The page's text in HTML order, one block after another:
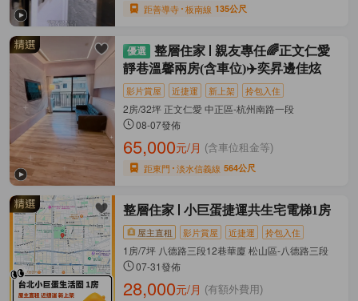
距善導寺 板南線 135公尺
整層住家
親友專任🌈正文仁愛
靜巷溫馨兩房(含車位)✈️奕昇邊佳炫
影片賞屋 近捷運 新上架 拎包入住
2房/32坪 正文仁愛 中正區-杭州南路一段
08-07發佈
65,000元/月 (含車位租金等)
距東門 淡水信義線 564公尺
整層住家 小巨蛋捷運共生宅電梯1房
屋主直租 影片賞屋 近捷運 拎包入住
1房/7坪 八德路三段12巷華廈 松山區-八德路三段
07-31發佈
28,000元/月 (有額外費用)